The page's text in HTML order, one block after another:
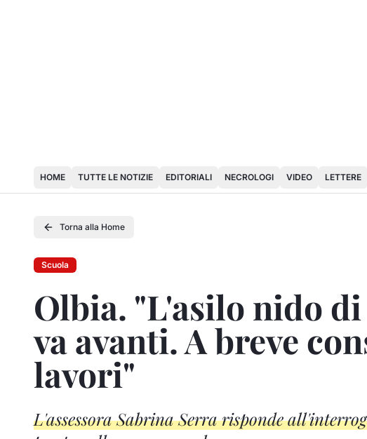
HOME TUTTE LE NOTIZIE EDITORIALI NECROLOGI VIDEO LETTERE
Torna alla Home
Scuola
Olbia. "L'asilo nido
va avanti. A breve
lavori"
L'assessora Sabrina Serra risponde